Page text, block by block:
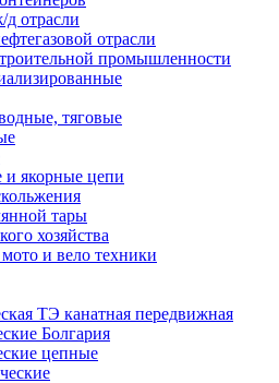
отрасли
отрасли
промышленности
тяговые
и якорные цепи
тары
хозяйства
и вело техники
ТЭ канатная передвижная
Болгария
цепные